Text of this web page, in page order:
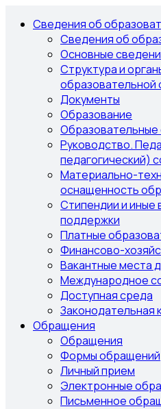
Сведения об
Сведения об
Основные
Структура и
образовательной
Документы
Образование
Образовательные
Руководство.
педагогический)
Материально-
оснащенность
Стипендии и иные
поддержки
Платные
Финансово-
Вакантные места
Международное
Доступная среда
Законодательная
Обращения
Обращения
Формы обращений
Личный прием
Электронные
Письменное